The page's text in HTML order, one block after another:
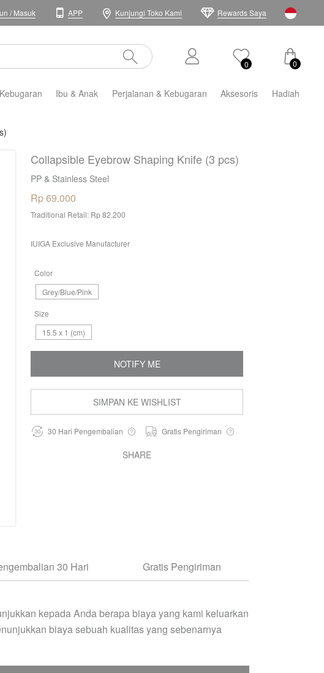
/Masuk APP Kunjungi Toko Kami Rewards Saya
0 0
Ibu & Anak Perjalanan & Kebugaran Aksesoris Hadiah
Collapsible Eyebrow Shaping Knife (3 pcs)
PP & Stainless Steel
Rp 69.000
Traditional Retail: Rp 82.200
IUIGA Exclusive Manufacturer
Color
Grey/Blue/Pink
Size
15.5 x 1 (cm)
NOTIFY ME
SIMPAN KE WISHLIST
30 Hari Pengembalian Gratis Pengiriman
SHARE
30 Hari Gratis Pengiriman
kepada Anda berapa biaya yang kami keluarkan
biaya sebuah kualitas yang sebenarnya